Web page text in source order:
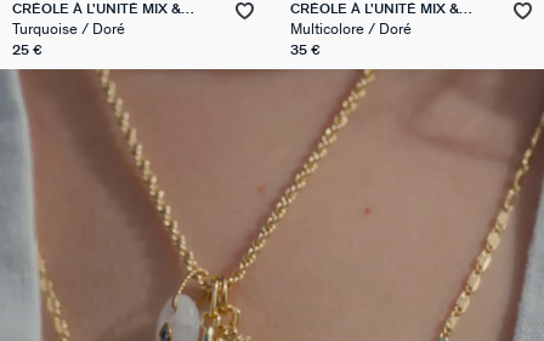
CRÉOLE À L'UNITÉ MIX &
MATCH
Turquoise / Doré
25 €
CRÉOLE À L'UNITÉ MIX &
MATCH
Multicolore / Doré
35 €